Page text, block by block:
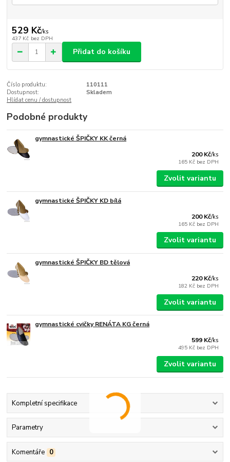
529 Kč/ks
437 Kč bez DPH
Přidat do košíku
Číslo produktu:
110111
Dostupnost:
Skladem
Hlídat cenu / dostupnost
Podobné produkty
gymnastické ŠPIČKY KK černá
200 Kč/ks
165 Kč bez DPH
Zvolit variantu
gymnastické ŠPIČKY KD bílá
200 Kč/ks
165 Kč bez DPH
Zvolit variantu
gymnastické ŠPIČKY BD tělová
220 Kč/ks
182 Kč bez DPH
Zvolit variantu
gymnastické cvičky RENÁTA KG černá
599 Kč/ks
495 Kč bez DPH
Zvolit variantu
Kompletní specifikace
Parametry
Komentáře 0